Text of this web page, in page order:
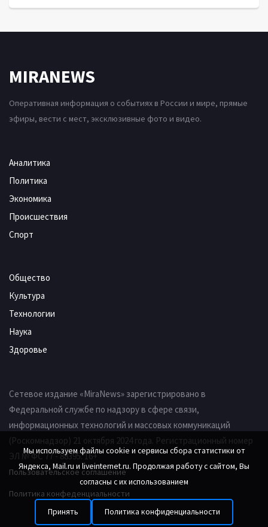
MIRANEWS
Оперативная информация о событиях в России и мире, прямые
эфиры, вести с мест, эксклюзивные фото и видео.
Аналитика
Политика
Экономика
Происшествия
Спорт
Общество
Культура
Технологии
Наука
Здоровье
Сетевое издание «MiraNews» зарегистрировано в
Федеральной службе по надзору в сфере связи,
информационных технологий и массовых коммуникаций
(Роскомнадзор) 21 октября 2024 года. Регистрационный номер
ЭЛ № ФС 77 - 88395. 16+
Пользовательское соглашение
Политика конфеденциальности
Мы используем файлы cookie и сервисы сбора статистики от
Яндекса, Mail.ru и liveinternet.ru. Продолжая работу с сайтом, Вы
согласны с их использованием
Принять Политика конфиденциальности